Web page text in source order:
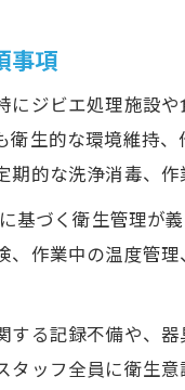
解体現場の
ジビエ注意点
と畜場の
衛生管理を強
衛生工学衛生管理
衛生工学衛生
衛生管理者に
ジビエ処理衛
事項
ジビエ処理施設
生的な環境維持
的な洗浄消毒、
基づく衛生管理
作業中の温度管
る記録不備や、
ッフ全員に衛生